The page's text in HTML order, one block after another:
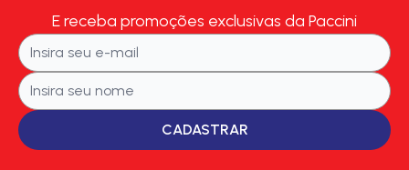
E receba promoções exclusivas da Paccini
CADASTRAR